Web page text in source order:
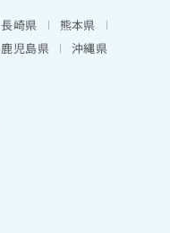
長崎県
熊本県
鹿児島県 沖縄県